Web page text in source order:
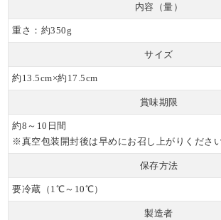
内容（量）
重さ：約350g
サイズ
約13.5cm×約17.5cm
賞味期限
約8～10日間
※真空包装開封後は早めにお召し上がりください
保存方法
要冷蔵（1℃～10℃）
製造者